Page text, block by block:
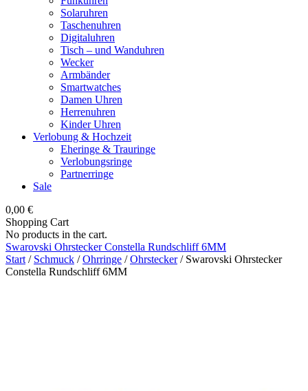
Solaruhren
Taschenuhren
Digitaluhren
Tisch – und Wanduhren
Wecker
Armbänder
Smartwatches
Damen Uhren
Herrenuhren
Kinder Uhren
Verlobung & Hochzeit
Eheringe & Trauringe
Verlobungsringe
Partnerringe
Sale
0,00 €
Shopping Cart
No products in the cart.
Swarovski Ohrstecker Constella Rundschliff 6MM
Start / Schmuck /Ohrringe /Ohrstecker/ Swarovski Ohrstecker
Constella Rundschliff 6MM